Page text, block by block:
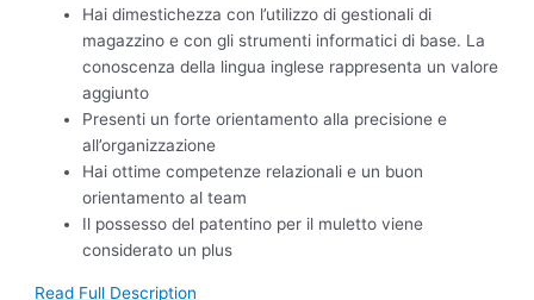
Hai dimestichezza con l’utilizzo di gestionali di
magazzino e con gli strumenti informatici di base. La
conoscenza della lingua inglese rappresenta un valore
aggiunto
Presenti un forte orientamento alla precisione e
all’organizzazione
Hai ottime competenze relazionali e un buon
orientamento al team
Il possesso del patentino per il muletto viene
considerato un plus
Read Full Description